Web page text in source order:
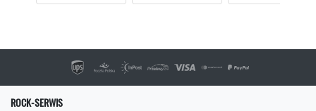
ROCK-SERWIS